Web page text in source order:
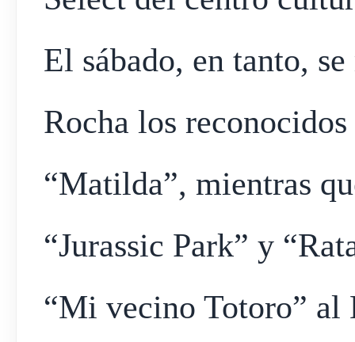
El sábado, en tanto,
Rocha los
“Matilda”, mientras
“Jurassic Park” y
“Mi vecino Totoro” al